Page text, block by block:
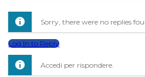
Sorry, there were no replies
Log In to Reply
Accedi per rispondere.